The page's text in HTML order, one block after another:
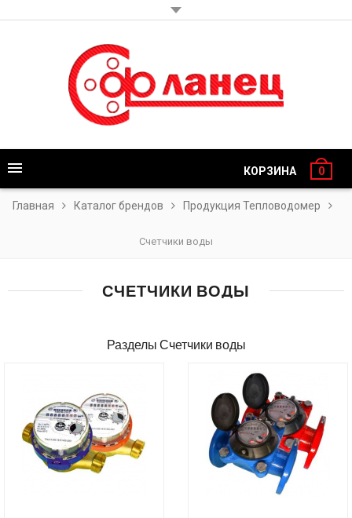
КОРЗИНА 0
Главная Каталог брендов Продукция Тепловодомер
Счетчики воды
СЧЕТЧИКИ ВОДЫ
Разделы Счетчики воды